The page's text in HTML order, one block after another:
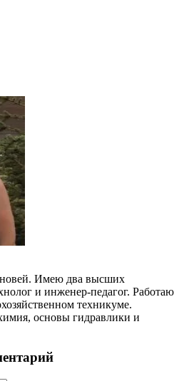
Имею два высших
и инженер-педагог. Работаю
техникуме.
основы гидравлики и